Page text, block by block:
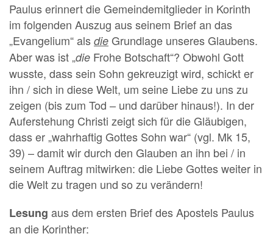
Paulus erinnert die Gemeindemitglieder in Korinth
im folgenden Auszug aus seinem Brief an das
„Evangelium“ als die Grundlage unseres Glaubens.
Aber was ist „die Frohe Botschaft“? Obwohl Gott
wusste, dass sein Sohn gekreuzigt wird, schickt er
ihn / sich in diese Welt, um seine Liebe zu uns zu
zeigen (bis zum Tod – und darüber hinaus!). In der
Auferstehung Christi zeigt sich für die Gläubigen,
dass er „wahrhaftig Gottes Sohn war“ (vgl. Mk 15,
39) – damit wir durch den Glauben an ihn bei / in
seinem Auftrag mitwirken: die Liebe Gottes weiter in
die Welt zu tragen und so zu verändern!
Lesung aus dem ersten Brief des Apostels Paulus
an die Korinther: